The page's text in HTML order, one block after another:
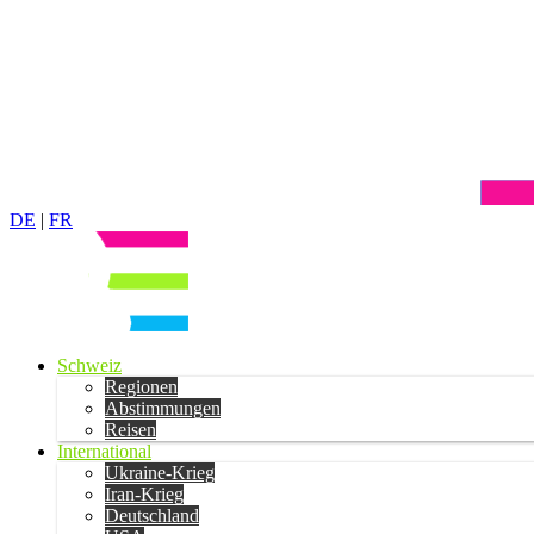
DE | FR
Schweiz
Regionen
Abstimmungen
Reisen
International
Ukraine-Krieg
Iran-Krieg
Deutschland